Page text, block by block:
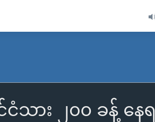
ား ၂၀၀ ခန့် နေရ